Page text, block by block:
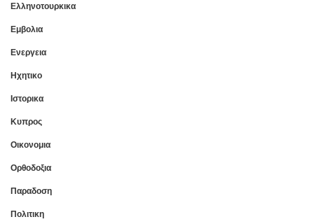
Ελληνοτουρκικα
Εμβολια
Ενεργεια
Ηχητικο
Ιστορικα
Κυπρος
Οικονομια
Ορθοδοξια
Παραδοση
Πολιτικη